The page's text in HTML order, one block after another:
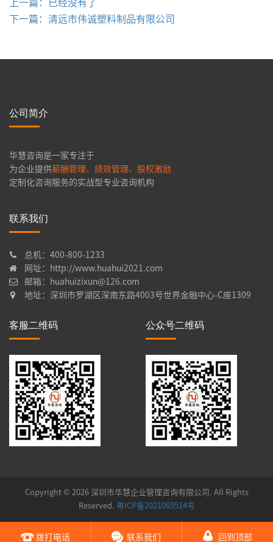
上一篇：已经没有了
下一篇：清远市伟诚塑料制品有限公司
公司简介
华慧咨询是一家专注于
为企业提供薪酬管理、绩效管理、股权激励
定制化咨询服务的实战型专业咨询机构
联系我们
总机：400-800-1233
网址：http://www.huahui2021.com
邮箱：huahuizixun@126.com
地址：深圳市罗湖区深南东路4003号世界金融中心-C座1309
客服二维码 公众号二维码
Copyright © 2026 深圳市华慧企业管理咨询有限公司. All Rights
Reserved. 粤ICP备2021069514号
拨打电话 联系我们 回到顶部